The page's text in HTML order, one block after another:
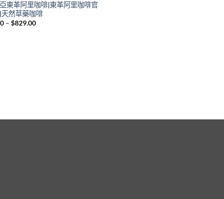
東革阿里咖啡|東革阿里咖啡官
然草藥咖啡
– $829.00Price